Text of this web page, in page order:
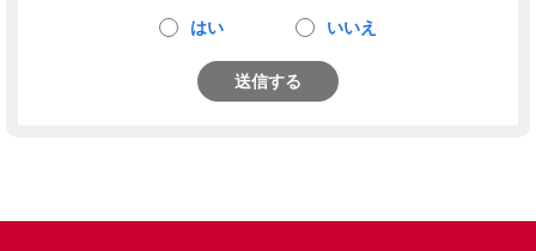
はい いいえ
送信する